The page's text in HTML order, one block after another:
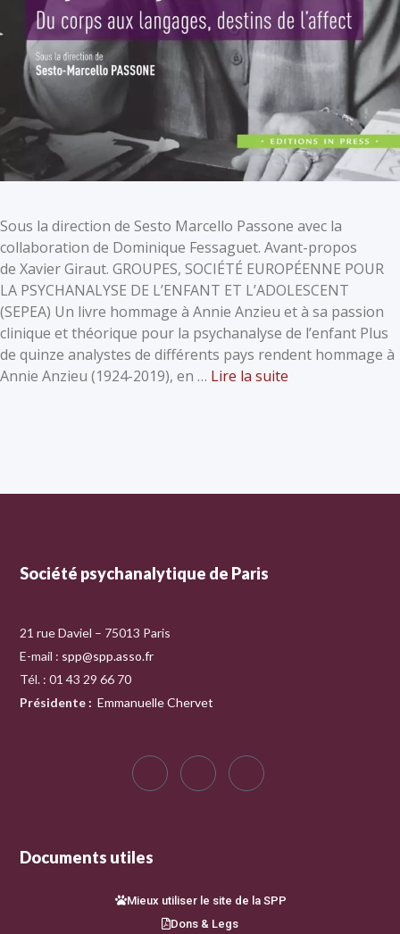
Sous la direction de Sesto Marcello Passone avec la
collaboration de Dominique Fessaguet. Avant-propos
de Xavier Giraut. GROUPES, SOCIÉTÉ EUROPÉENNE POUR
LA PSYCHANALYSE DE L’ENFANT ET L’ADOLESCENT
(SEPEA) Un livre hommage à Annie Anzieu et à sa passion
clinique et théorique pour la psychanalyse de l’enfant Plus
de quinze analystes de différents pays rendent hommage à
Annie Anzieu (1924-2019), en … Lire la suite
Société psychanalytique de Paris
21 rue Daviel – 75013 Paris
E-mail : spp@spp.asso.fr
Tél. : 01 43 29 66 70
Présidente : Emmanuelle Chervet
Documents utiles
Mieux utiliser le site de la SPP
Dons & Legs